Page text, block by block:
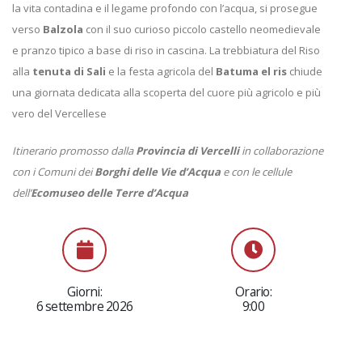
la vita contadina e il legame profondo con l’acqua, si prosegue
verso Balzola con il suo curioso piccolo castello neomedievale
e pranzo tipico a base di riso in cascina. La trebbiatura del Riso
alla tenuta di Sali e la festa agricola del Batuma el ris chiude
una giornata dedicata alla scoperta del cuore più agricolo e più
vero del Vercellese
Itinerario promosso dallaProvincia di Vercelliin collaborazione
con i Comuni deiBorghi delle Vie d’Acqua e con le cellule
dell’Ecomuseo delle Terre d’Acqua
Giorni:
6 settembre 2026
Orario:
9:00